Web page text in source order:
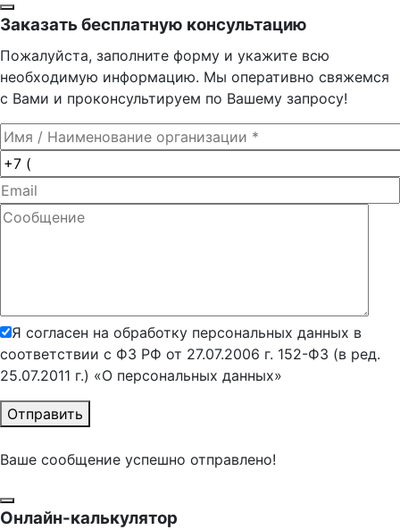
Заказать бесплатную консультацию
Пожалуйста, заполните форму и укажите всю
необходимую информацию. Мы оперативно свяжемся
с Вами и проконсультируем по Вашему запросу!
Я согласен на обработку персональных данных в
соответствии с ФЗ РФ от 27.07.2006 г. 152-ФЗ (в ред.
25.07.2011 г.) «О персональных данных»
Отправить
Ваше сообщение успешно отправлено!
Онлайн-калькулятор